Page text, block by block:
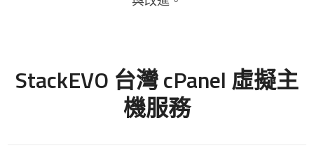
StackEVO 台灣 cPanel 虛擬主
機服務